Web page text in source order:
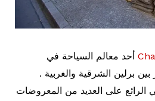
أحد معالم السياحة في
برلين الشرقية والغربية .
الرائع على العديد من المعروضات